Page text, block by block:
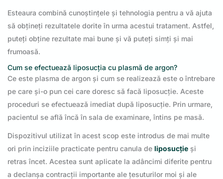
Esteaura combină cunoștințele și tehnologia pentru a vă ajuta
să obțineți rezultatele dorite în urma acestui tratament. Astfel,
puteți obține rezultate mai bune și vă puteți simți și mai
frumoasă.
Cum se efectuează liposucția cu plasmă de argon?
Ce este plasma de argon și cum se realizează este o întrebare
pe care și-o pun cei care doresc să facă liposucție. Aceste
proceduri se efectuează imediat după liposucție. Prin urmare,
pacientul se află încă în sala de examinare, întins pe masă.
Dispozitivul utilizat în acest scop este introdus de mai multe
ori prin inciziile practicate pentru canula de liposucție și
retras încet. Acestea sunt aplicate la adâncimi diferite pentru
a declanșa contracții importante ale țesuturilor moi și ale